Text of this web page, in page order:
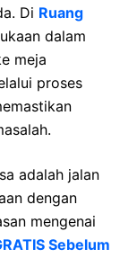
Di Ruang
dalam
meja
proses
adalah jalan
dengan
mengenai
Sebelum